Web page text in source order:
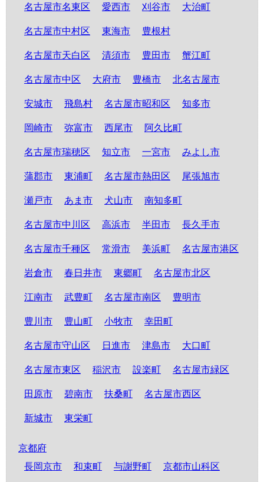
名古屋市名東区
愛西市 刈谷市 大治町
名古屋市中村区 東海市 豊根村
名古屋市天白区 清須市 豊田市 蟹江町
名古屋市中区 大府市 豊橋市 北名古屋市
安城市 飛島村 名古屋市昭和区 知多市
岡崎市 弥富市 西尾市 阿久比町
名古屋市瑞穂区 知立市 一宮市 みよし市
蒲郡市 東浦町 名古屋市熱田区 尾張旭市
瀬戸市 あま市 犬山市 南知多町
名古屋市中川区 高浜市 半田市 長久手市
名古屋市千種区 常滑市 美浜町 名古屋市港区
岩倉市 春日井市 東郷町 名古屋市北区
江南市 武豊町 名古屋市南区 豊明市
豊川市 豊山町 小牧市 幸田町
名古屋市守山区 日進市 津島市 大口町
名古屋市東区 稲沢市 設楽町 名古屋市緑区
田原市 碧南市 扶桑町 名古屋市西区
新城市 東栄町
京都府
長岡京市
和束町 与謝野町 京都市山科区